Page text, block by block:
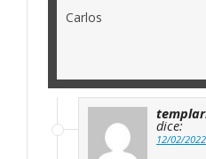
Carlos
dice:
12/02/